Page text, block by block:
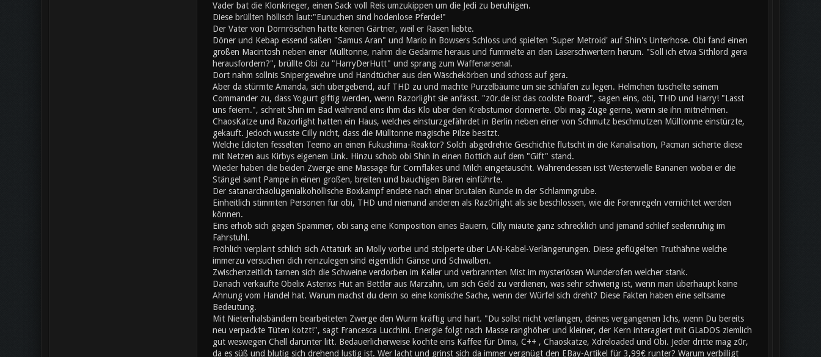
Vader bat die Klonkrieger, einen Sack voll Reis umzukippen um die Jedi zu beruhigen.
Diese brüllten höllisch laut:"Eunuchen sind hodenlose Pferde!"
Der Vater von Dornröschen hatte keinen Gärtner, weil er Rasen liebte.
Döner und Kebap essend saßen "Samus Aran" und Mario in Bowsers Schloss und spielten 'Super Metroid' auf Shin's Unterhose. Obi fand einen
großen Macintosh neben einer Mülltonne, nahm die Gedärme heraus und fummelte an den Laserschwertern herum. "Soll ich etwa Sithlord gera
herausfordern?", brüllte Obi zu "HarryDerHutt" und sprang zum Waffenarsenal.
Dort nahm sollnis Snipergewehre und Handtücher aus den Wäschekörben und schoss auf gera.
Aber da stürmte Amanda, sich übergebend, auf THD zu und machte Purzelbäume um sie schlafen zu legen. Helmchen tuschelte seinem
Commander zu, dass Yogurt giftig werden, wenn Razorlight sie anfässt. "z0r.de ist das coolste Board", sagen eins, obi, THD und Harry! "Lasst
uns feiern.", schreit Shin im Bad während eins ihm das Klo über den Krebstumor donnerte. Obi mag Züge gerne, wenn sie ihn mitnehmen.
ChaosKatze und Razorlight hatten ein Haus, welches einsturzgefährdet in Berlin neben einer von Schmutz beschmutzen Mülltonne einstürzte,
gekauft. Jedoch wusste Cilly nicht, dass die Mülltonne magische Pilze besitzt.
Welche Idioten fesselten Teemo an einen Fukushima-Reaktor? Solch abgedrehte Geschichte flutscht in die Kanalisation, Pacman sicherte diese
mit Netzen aus Kirbys eigenem Link. Hinzu schob obi Shin in einen Bottich auf dem "Gift" stand.
Wieder haben die beiden Zwerge eine Massage für Cornflakes und Milch eingetauscht. Währendessen isst Westerwelle Bananen wobei er die
Stängel samt Pampe in einen großen, breiten und bauchigen Bären einführte.
Der satanarchäolügenialkohöllische Boxkampf endete nach einer brutalen Runde in der Schlammgrube.
Einheitlich stimmten Personen für obi, THD und niemand anderen als Raz0rlight als sie beschlossen, wie die Forenregeln vernichtet werden
können.
Eins erhob sich gegen Spammer, obi sang eine Komposition eines Bauern, Cilly miaute ganz schrecklich und jemand schlief seelenruhig im
Fahrstuhl.
Fröhlich verplant schlich sich Attatürk an Molly vorbei und stolperte über LAN-Kabel-Verlängerungen. Diese geflügelten Truthähne welche
immerzu versuchen dich reinzulegen sind eigentlich Gänse und Schwalben.
Zwischenzeitlich tarnen sich die Schweine verdorben im Keller und verbrannten Mist im mysteriösen Wunderofen welcher stank.
Danach verkaufte Obelix Asterixs Hut an Bettler aus Marzahn, um sich Geld zu verdienen, was sehr schwierig ist, wenn man überhaupt keine
Ahnung vom Handel hat. Warum machst du denn so eine komische Sache, wenn der Würfel sich dreht? Diese Fakten haben eine seltsame
Bedeutung.
Mit Nietenhalsbändern bearbeiteten Zwerge den Wurm kräftig und hart. "Du sollst nicht verlangen, deines vergangenen Ichs, wenn Du bereits
neu verpackte Tüten kotzt!", sagt Francesca Lucchini. Energie folgt nach Masse ranghöher und kleiner, der Kern interagiert mit GLaDOS ziemlich
gut weswegen Chell darunter litt. Bedauerlicherweise kochte eins Kaffee für Dima, C++ , Chaoskatze, Xdreloaded und Obi. Jeder dritte mag z0r,
da es süß und blutig sich drehend lustig ist. Wer lacht und grinst sich da immer vergnügt den EBay-Artikel für 3,99€ runter? Warum verbilligt